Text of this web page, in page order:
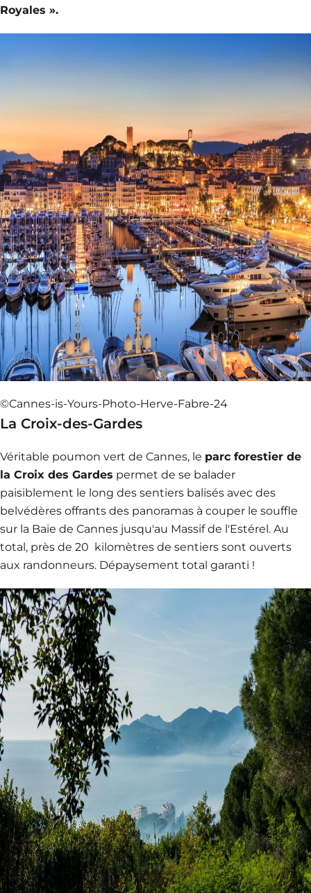
Royales ».
©Cannes-is-Yours-Photo-Herve-Fabre-24
La Croix-des-Gardes
Véritable poumon vert de Cannes, le parc forestier de
la Croix des Gardes permet de se balader
paisiblement le long des sentiers balisés avec des
belvédères offrants des panoramas à couper le souffle
sur la Baie de Cannes jusqu'au Massif de l'Estérel. Au
total, près de 20 kilomètres de sentiers sont ouverts
aux randonneurs. Dépaysement total garanti !